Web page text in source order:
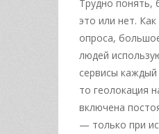
Трудно понять,
это или нет.
опроса,
людей
сервисы каждый
то геолокация
включена
— только при